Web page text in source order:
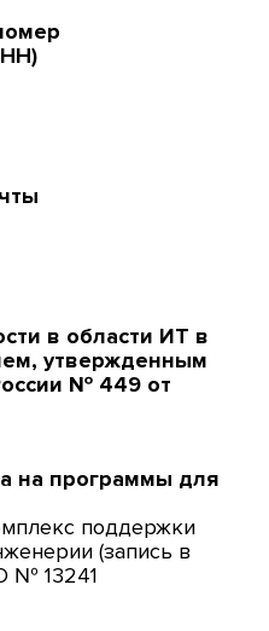
в области ИТ в
утвержденным
№ 449 от
на программы для
поддержки
(запись в
№ 13241